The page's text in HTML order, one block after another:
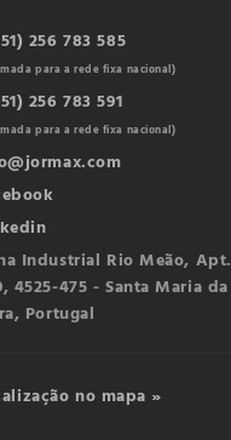
256 783 585
para a rede fixa nacional)
256 783 591
para a rede fixa nacional)
Industrial Rio Meão, Apt.
4525-475 - Santa Maria da
Portugal
no mapa »